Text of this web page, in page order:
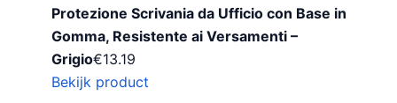
Protezione Scrivania da Ufficio con Base in
Gomma, Resistente ai Versamenti –
Grigio€13.19
Bekijk product